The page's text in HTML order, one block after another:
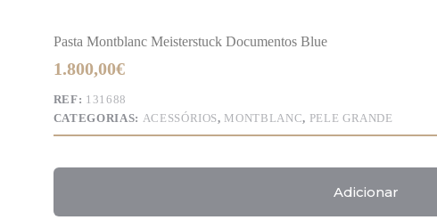
Pasta Montblanc Meisterstuck Documentos Blue
1.800,00€
REF: 131688
CATEGORIAS: ACESSÓRIOS, MONTBLANC, PELE GRANDE
Adicionar